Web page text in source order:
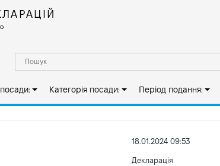
Категорія посади: Період подання:
18.01.2024 09:53
Декларація